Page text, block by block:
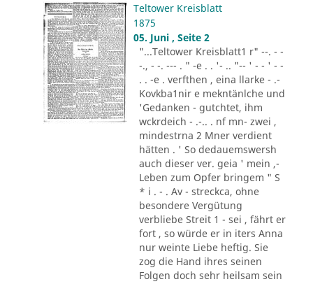
Teltower Kreisblatt
1875
05. Juni , Seite 2
"...Teltower Kreisblatt1 r" --. - -
-., - -. --- . " -e . . '- .. "-- ' - - ' - -
. . -e . verfthen , eina llarke - .-
Kovkba1nir e mekntänlche und
'Gedanken - gutchtet, ihm
wckrdeich - .-.. . nf mn- zwei ,
mindestrna 2 Mner verdient
hätten . ' So dedauemswersh
auch dieser ver. geia ' mein ,-
Leben zum Opfer bringem " S
* i . - . Av - streckca, ohne
besondere Vergütung
verbliebe Streit 1 - sei , fährt er
fort , so würde er in iters Anna
nur weinte Liebe heftig. Sie
zog die Hand ihres seinen
Folgen doch sehr heilsam sein